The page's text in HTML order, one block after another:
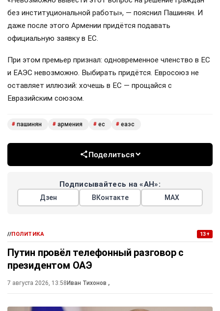
без институциональной работы», — пояснил Пашинян. И
даже после этого Армении придётся подавать
официальную заявку в ЕС.
При этом премьер признал: одновременное членство в ЕС
и ЕАЭС невозможно. Выбирать придётся. Евросоюз не
оставляет иллюзий: хочешь в ЕС — прощайся с
Евразийским союзом.
# пашинян # армения # ес # еаэс
Поделиться
Подписывайтесь на «АН»:
Дзен ВКонтакте МАХ
//ПОЛИТИКА 13+
Путин провёл телефонный разговор с
президентом ОАЭ
7 августа 2026, 13:58Иван Тихонов ,